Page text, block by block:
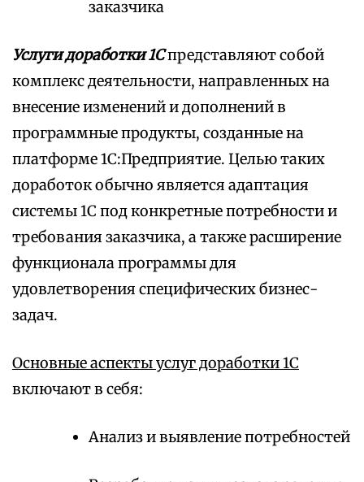
заказчика
Услуги доработки 1Спредставляют собой
комплекс деятельности, направленных на
внесение изменений и дополнений в
программные продукты, созданные на
платформе 1С:Предприятие. Целью таких
доработок обычно является адаптация
системы 1С под конкретные потребности и
требования заказчика, а также расширение
функционала программы для
удовлетворения специфических бизнес-
задач.
Основные аспекты услуг доработки 1С
включают в себя:
Анализ и выявление потребностей